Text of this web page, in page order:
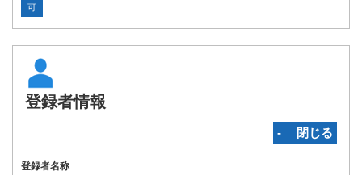
可
登録者情報
‐ 閉じる
登録者名称